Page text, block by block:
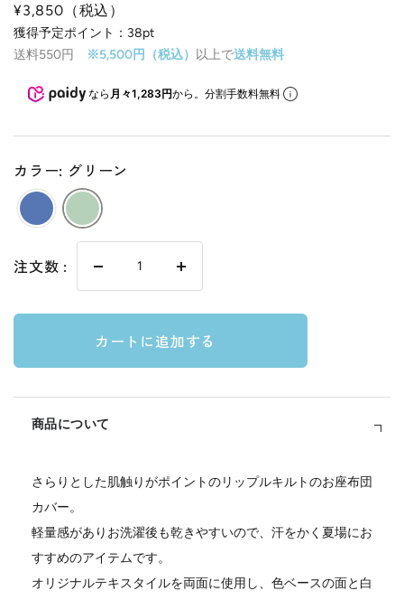
セ
ー
ル
¥3,850 （税込）
獲得予定ポイント： 38pt
送料550円
※5,500円（税込） 以上で送料無料
なら 月々1,283円から。分割手数料無料
カラー: グリーン
注文数 :
を
減
数
を
増
カートに追加する
商品について
さらりとした肌触りがポイントのリップルキルトのお座布団
カバー。
軽量感がありお洗濯後も乾きやすいので、汗をかく夏場にお
すすめのアイテムです。
オリジナルテキスタイルを両面に使用し、色ベースの面と白